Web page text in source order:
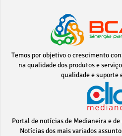
Temos por objetivo o crescimento
na qualidade dos produtos e
qualidade e suporte
Portal de notícias de Medianeira e de
Notícias dos mais variados